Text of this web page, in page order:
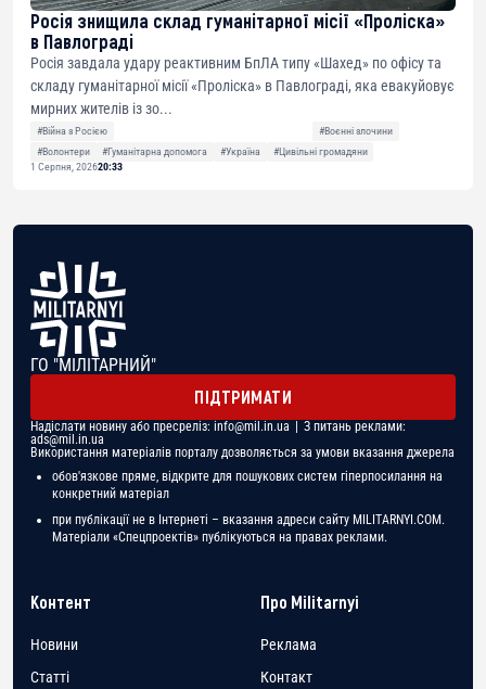
Росія знищила склад гуманітарної місії «Проліска»
в Павлограді
Росія завдала удару реактивним БпЛА типу «Шахед» по офісу та
складу гуманітарної місії «Проліска» в Павлограді, яка евакуйовує
мирних жителів із зо...
#Війна з Росією
#Воєнні злочини
#Волонтери
#Гуманітарна допомога #Україна
#Цивільні громадяни
1 Серпня, 202620:33
ГО "МІЛІТАРНИЙ"
ПІДТРИМАТИ
Надіслати новину або пресреліз: info@mil.in.ua | З питань реклами:
ads@mil.in.ua
Використання матеріалів порталу дозволяється за умови вказання джерела
обов'язкове пряме, відкрите для пошукових систем гіперпосилання на
конкретний матеріал
при публікації не в Інтернеті – вказання адреси сайту MILITARNYI.COM.
Матеріали «Спецпроектів» публікуються на правах реклами.
Контент
Новини
Статті
Про Militarnyi
Реклама
Контакт